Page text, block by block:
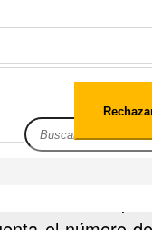
de
de su